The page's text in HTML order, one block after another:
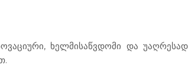
ხელმისაწვდომი და